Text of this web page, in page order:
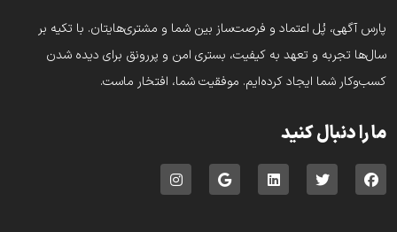
پارس‌ آگهی، پُل اعتماد و فرصت‌ساز بین شما و مشتری‌هایتان. با تکیه بر
سال‌ها تجربه و تعهد به کیفیت، بستری امن و پررونق برای دیده شدن
کسب‌وکار شما ایجاد کرده‌ایم. موفقیت شما، افتخار ماست.
ما را دنبال کنید